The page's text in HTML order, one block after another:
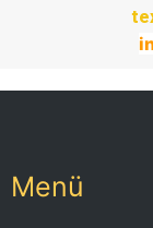
Menü